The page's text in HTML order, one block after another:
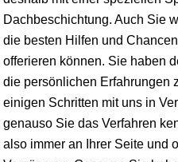
Dachbeschichtung. Auch Sie
die besten Hilfen und
offerieren können. Sie haben
die persönlichen Erfahrungen
einigen Schritten mit uns in
genauso Sie das Verfahren
also immer an Ihrer Seite und